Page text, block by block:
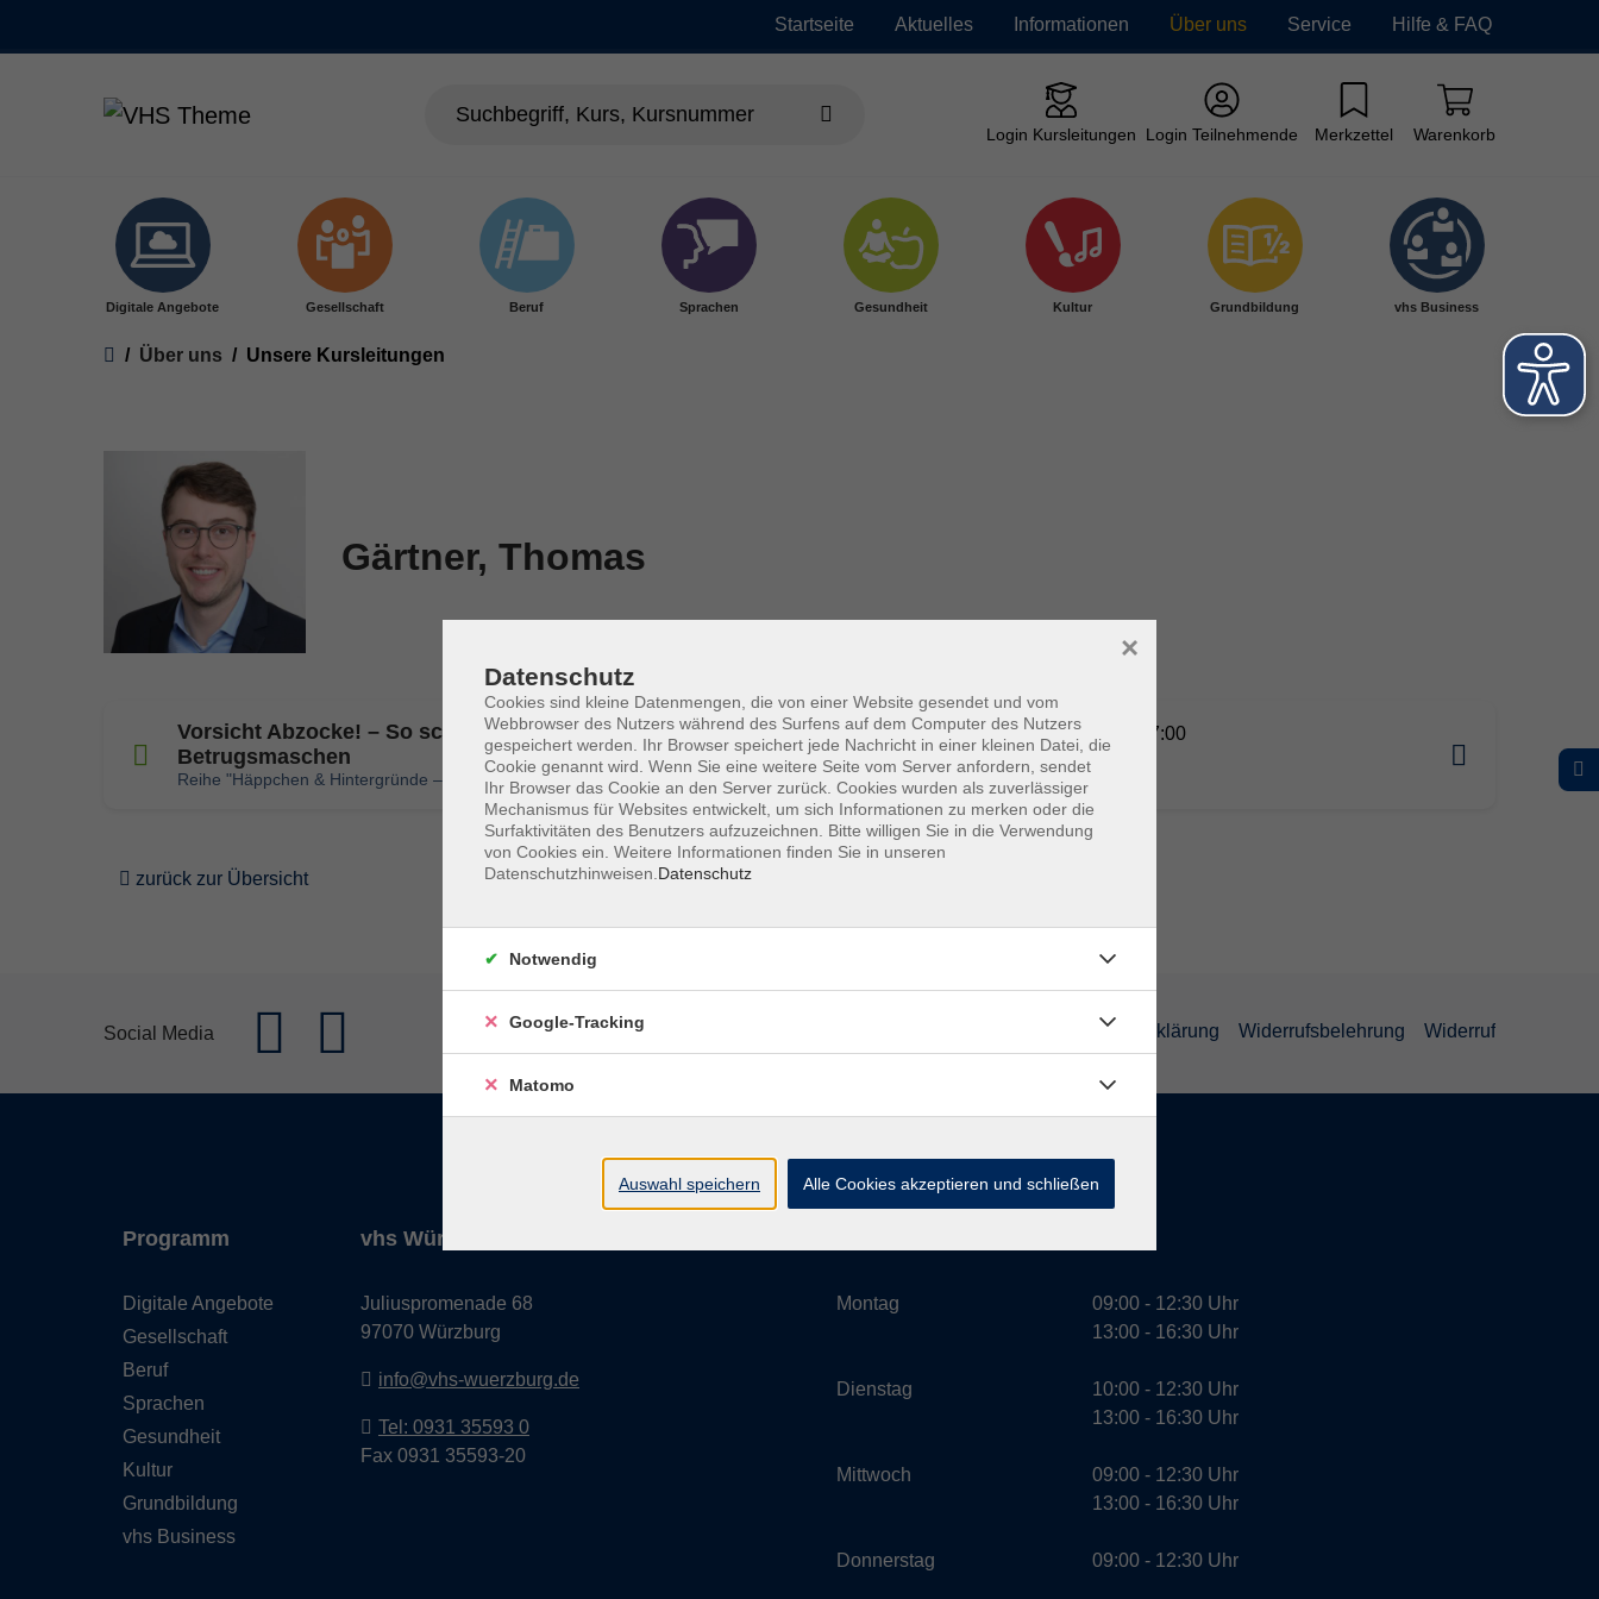
Startseite Aktuelles Informationen Über uns Service Hilfe & FAQ
Login Kursleitungen Login Teilnehmende Merkzettel Warenkorb
Digitale Angebote Gesellschaft Beruf Sprachen Gesundheit Kultur Grundbildung vhs Business
You are here:
Über uns Unsere Kursleitungen
Gärtner, Thomas
Vorsicht Abzocke! – So schützen Sie sich vor den häufigsten
Betrugsmaschen
Reihe "Häppchen & Hintergründe – Verbraucherwissen zum Feierabend"
Do. 01.10.2026 17:00
Würzburg
zurück zur Übersicht
Social Media Impressum Barrierefreiheitserklärung Widerrufsbelehrung Widerruf
Programm
Digitale Angebote
Gesellschaft
Beruf
Sprachen
Gesundheit
Kultur
Grundbildung
vhs Business
vhs Würzburg & Umgebung e. V.
Juliuspromenade 68
97070 Würzburg
info@vhs-wuerzburg.de
Tel: 0931 35593 0
Fax 0931 35593-20
Montag
Dienstag
Mittwoch
Donnerstag
09:00 - 12:30 Uhr
13:00 - 16:30 Uhr
10:00 - 12:30 Uhr
13:00 - 16:30 Uhr
09:00 - 12:30 Uhr
13:00 - 16:30 Uhr
09:00 - 12:30 Uhr
Datenschutz
Cookies sind kleine Datenmengen, die von einer Website gesendet und vom
Webbrowser des Nutzers während des Surfens auf dem Computer des Nutzers
gespeichert werden. Ihr Browser speichert jede Nachricht in einer kleinen Datei, die
Cookie genannt wird. Wenn Sie eine weitere Seite vom Server anfordern, sendet
Ihr Browser das Cookie an den Server zurück. Cookies wurden als zuverlässiger
Mechanismus für Websites entwickelt, um sich Informationen zu merken oder die
Surfaktivitäten des Benutzers aufzuzeichnen. Bitte willigen Sie in die Verwendung
von Cookies ein. Weitere Informationen finden Sie in unseren
Datenschutzhinweisen. Datenschutz
×
Notwendig
Google-Tracking
Matomo
Auswahl speichern Alle Cookies akzeptieren und schließen